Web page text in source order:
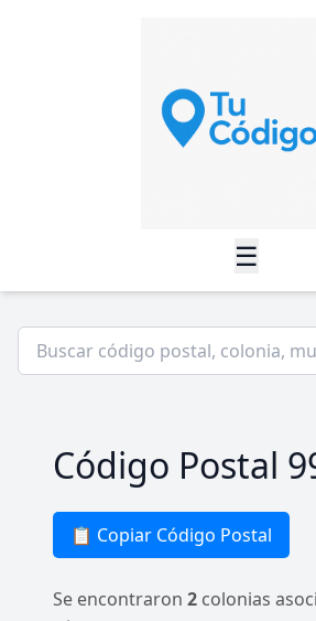
☰
Código Postal
📋 Copiar Código Postal
Se encontraron 2 colonias